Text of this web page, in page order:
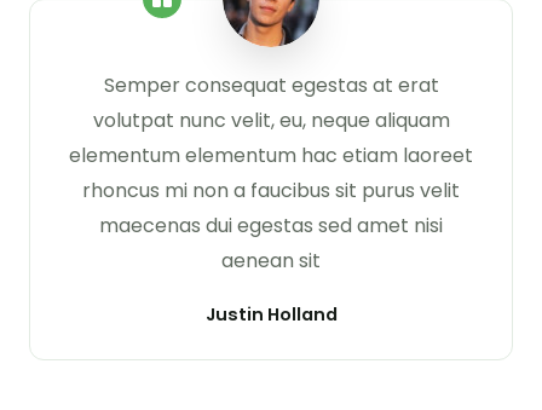
Semper consequat egestas at erat
volutpat nunc velit, eu, neque aliquam
elementum elementum hac etiam laoreet
rhoncus mi non a faucibus sit purus velit
maecenas dui egestas sed amet nisi
aenean sit
Justin Holland